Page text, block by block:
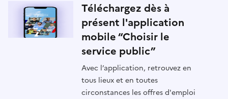
Téléchargez dès à
présent l'application
mobile “Choisir le
service public”
Avec l’application, retrouvez en
tous lieux et en toutes
circonstances les offres d'emploi